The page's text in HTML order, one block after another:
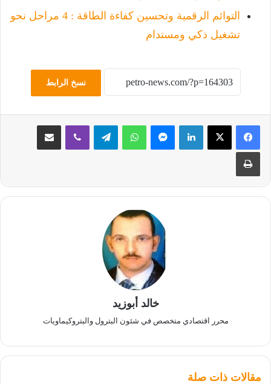
التوائم الرقمية وتحسين كفاءة الطاقة : 4 مراحل نحو
تشغيل ذكي ومستدام
نسخ الرابط
لينكدإن ماسنجر واتساب تيلقرام ڤايبر مشاركة عبر البريد
طباعة
خالد أبوزيد
محرر اقتصادي متخصص في شئون البترول والبتروكيماويات
مقالات ذات صلة